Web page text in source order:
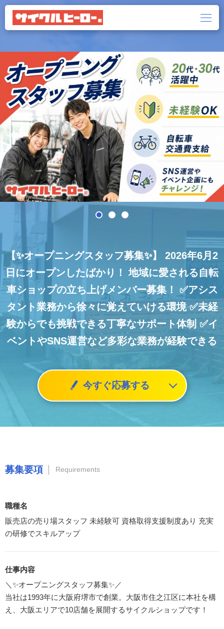
【✨オープニングスタッフ募集✨】
2026年6月2
日にオープンしたばかり！ 地域に愛される自転
車ショップの立ち上げメンバー募集！
✅アシス
タント業務から徐々に覚えていける環境✅未経
験からでも挑戦できる丁寧なサポート体制 ✅イ
ベントやSNS運営など多彩な業務が経験できる
今すぐ応募する
募集要項 Requirements
職種名
販売店の売り場スタッフ 未経験可 資格取得支援制度あり 充実
の研修でスキルアップ
仕事内容
＼✨オープニングスタッフ募集✨／
当社は1993年に大阪府堺市で創業。大阪市住之江区に本社を構
え、大阪エリアで10店舗を展開するサイクルショップです！